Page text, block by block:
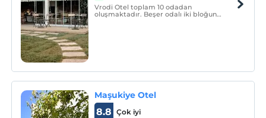
Vrodi Otel toplam 10 odadan
oluşmaktadır. Beşer odalı iki bloğun
Maşukiye Otel
Çok iyi
8.8